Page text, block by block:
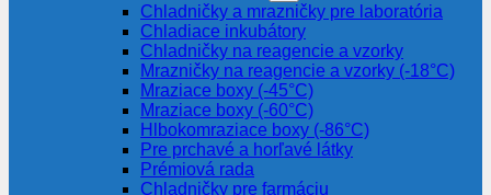
Chladničky a mrazničky pre laboratória
Chladiace inkubátory
Chladničky na reagencie a vzorky
Mrazničky na reagencie a vzorky (-18°C)
Mraziace boxy (-45°C)
Mraziace boxy (-60°C)
Hlbokomraziace boxy (-86°C)
Pre prchavé a horľavé látky
Prémiová rada
Chladničky pre farmáciu